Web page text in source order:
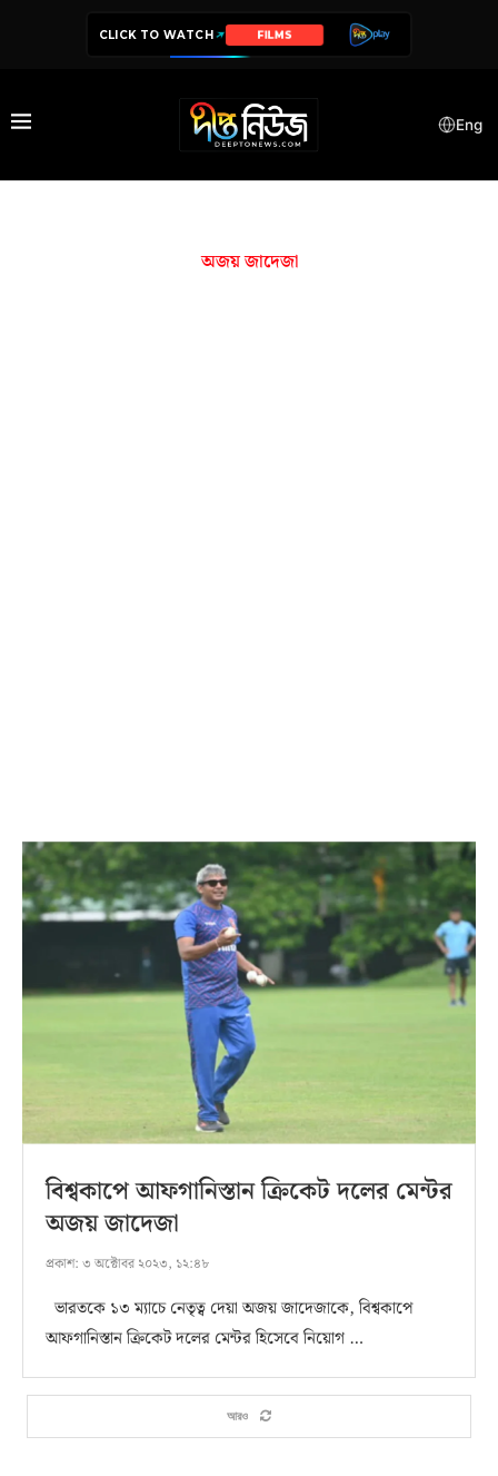
CLICK TO WATCH FILMS
Eng
অজয় জাদেজা
বিশ্বকাপে আফগানিস্তান ক্রিকেট দলের মেন্টর
অজয় জাদেজা
প্রকাশ: ৩ অক্টোবর ২০২৩, ১২:৪৮
ভারতকে ১৩ ম্যাচে নেতৃত্ব দেয়া অজয় জাদেজাকে, বিশ্বকাপে
আফগানিস্তান ক্রিকেট দলের মেন্টর হিসেবে নিয়োগ …
আরও